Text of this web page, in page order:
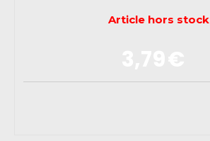
Article hors stock